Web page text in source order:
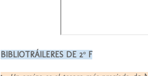
BIBLIOTRÁILERES DE 2º F